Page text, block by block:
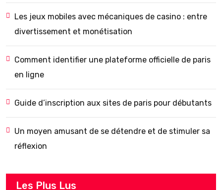
Les jeux mobiles avec mécaniques de casino : entre
divertissement et monétisation
Comment identifier une plateforme officielle de paris
en ligne
Guide d’inscription aux sites de paris pour débutants
Un moyen amusant de se détendre et de stimuler sa
réflexion
Les Plus Lus